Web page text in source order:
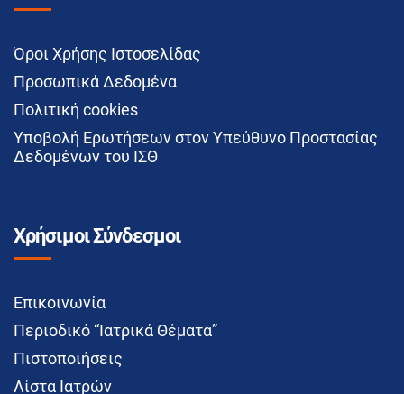
Όροι Χρήσης Ιστοσελίδας
Προσωπικά Δεδομένα
Πολιτική cookies
Υποβολή Ερωτήσεων στον Υπεύθυνο Προστασίας
Δεδομένων του ΙΣΘ
Χρήσιμοι Σύνδεσμοι
Επικοινωνία
Περιοδικό “Ιατρικά Θέματα”
Πιστοποιήσεις
Λίστα Ιατρών